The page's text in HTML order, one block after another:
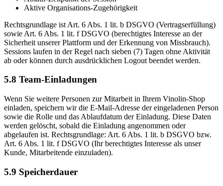
Aktive Organisations-Zugehörigkeit
Rechtsgrundlage ist Art. 6 Abs. 1 lit. b DSGVO (Vertragserfüllung)
sowie Art. 6 Abs. 1 lit. f DSGVO (berechtigtes Interesse an der
Sicherheit unserer Plattform und der Erkennung von Missbrauch).
Sessions laufen in der Regel nach sieben (7) Tagen ohne Aktivität
ab oder können durch ausdrücklichen Logout beendet werden.
5.8 Team-Einladungen
Wenn Sie weitere Personen zur Mitarbeit in Ihrem Vinolin-Shop
einladen, speichern wir die E-Mail-Adresse der eingeladenen Person
sowie die Rolle und das Ablaufdatum der Einladung. Diese Daten
werden gelöscht, sobald die Einladung angenommen oder
abgelaufen ist. Rechtsgrundlage: Art. 6 Abs. 1 lit. b DSGVO bzw.
Art. 6 Abs. 1 lit. f DSGVO (Ihr berechtigtes Interesse als unser
Kunde, Mitarbeitende einzuladen).
5.9 Speicherdauer